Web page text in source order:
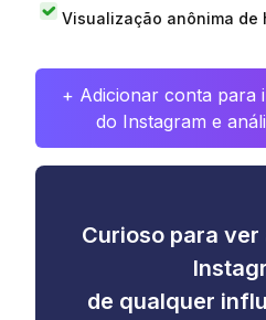
Visualização anônima de
+ Adicionar conta para
do Instagram e
Curioso para
de qualquer